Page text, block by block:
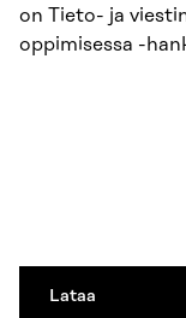
on Tieto- ja
oppimisessa -
Lataa